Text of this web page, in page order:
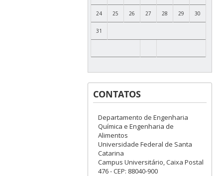
24 25 26 27 28 29 30
31
CONTATOS
Departamento de Engenharia
Química e Engenharia de
Alimentos
Universidade Federal de Santa
Catarina
Campus Universitário, Caixa Postal
476 - CEP: 88040-900